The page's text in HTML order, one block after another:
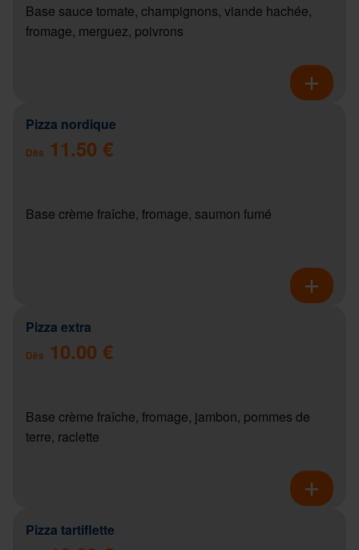
Base sauce tomate, champignons, viande hachée,
fromage, merguez, poivrons
Pizza nordique
Dès 11.50 €
Base crème fraîche, fromage, saumon fumé
Pizza extra
Dès 10.00 €
Base crème fraîche, fromage, jambon, pommes de
terre, raclette
Pizza tartiflette